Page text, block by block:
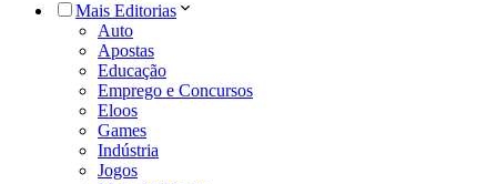
Mais Editorias
Auto
Apostas
Educação
Emprego e Concursos
Eloos
Games
Indústria
Jogos